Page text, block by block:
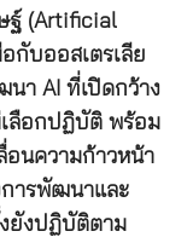
ฐ์ (Artificial
กับออสเตรเลีย
นา AI ที่เปิดกว้าง
ลือกปฏิบัติ พร้อม
อนความก้าวหน้า
การพัฒนาและ
ยังปฏิบัติตาม